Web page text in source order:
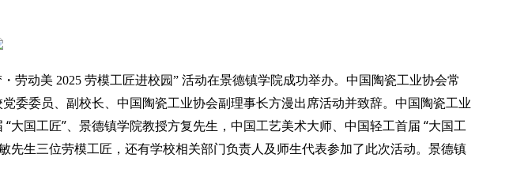
・ 劳动美 2025 劳模工匠进校园” 活动在景德镇学院成功举办。中国陶瓷工业协会常
委委员、副校长、中国陶瓷工业协会副理事长方漫出席活动并致辞。中国陶瓷工业
“大国工匠” 、景德镇学院教授方复先生，中国工艺美术大师、中国轻工首届 “大国工
生三位劳模工匠，还有学校相关部门负责人及师生代表参加了此次活动。景德镇